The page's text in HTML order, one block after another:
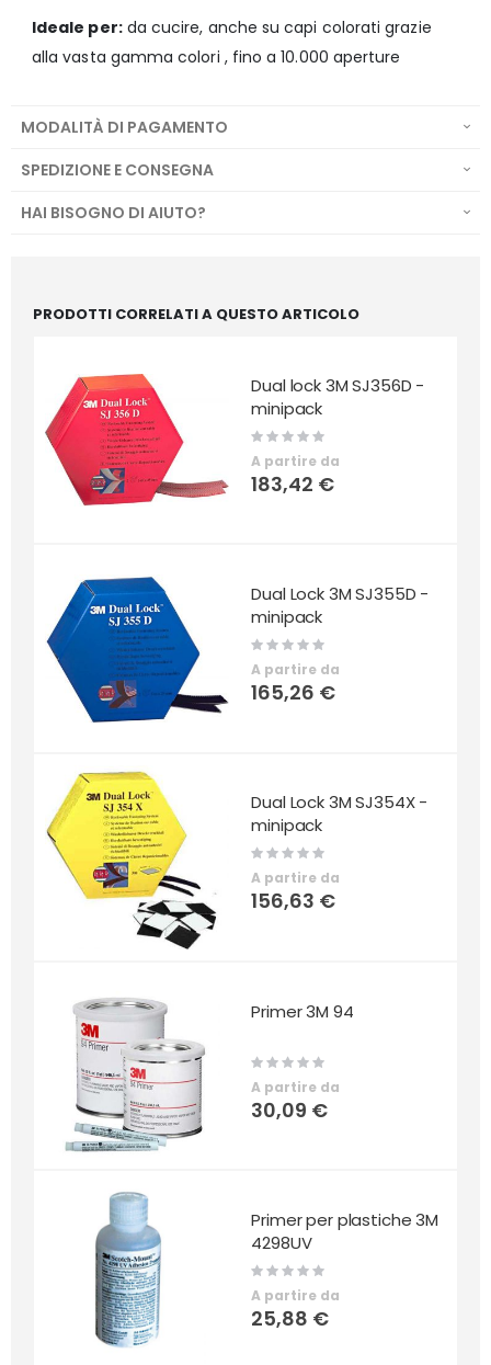
Ideale per:da cucire, anche su capi colorati grazie
alla vasta gamma colori , fino a 10.000 aperture
MODALITÀ DI PAGAMENTO
SPEDIZIONE E CONSEGNA
HAI BISOGNO DI AIUTO?
PRODOTTI CORRELATI A QUESTO ARTICOLO
Dual lock 3M SJ356D -
minipack
Rating:
0%
A partire da
183,42 €
Dual Lock 3M SJ355D -
minipack
Rating:
0%
A partire da
165,26 €
Dual Lock 3M SJ354X -
minipack
Rating:
A partire da
156,63 €
Primer 3M 94
Rating:
0%
A partire da
30,09 €
Primer per plastiche 3M
4298UV
Rating:
0%
A partire da
25,88 €